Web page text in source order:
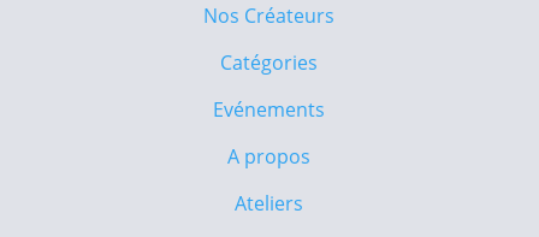
Nos Créateurs
Catégories
Evénements
A propos
Ateliers